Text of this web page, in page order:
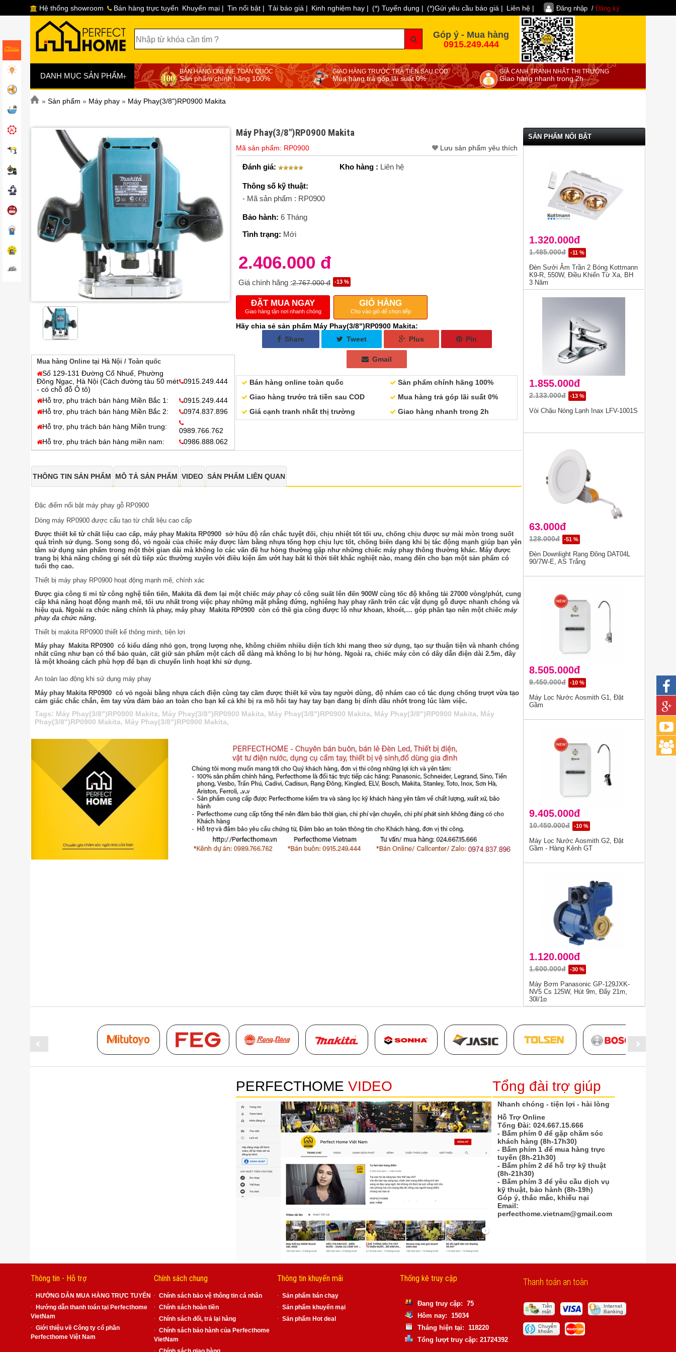
Hệ thống showroom Bán hàng trực tuyến Khuyến mại | Tin nổi bật | Tải báo giá | Kinh nghiệm hay | (*) Tuyển dụng | (*)Gửi yêu cầu báo giá | Liên hệ | Đăng nhập / Đăng ký
Góp ý - Mua hàng
0915.249.444
DANH MỤC SẢN PHẨM+ BÁN HÀNG ONLINE TOÀN QUỐC
Sản phẩm chính hãng 100%
GIAO HÀNG TRƯỚC TRẢ TIỀN SAU COD
Mua hàng trả góp lãi suất 0%
GIÁ CẠNH TRANH NHẤT THỊ TRƯỜNG
Giao hàng nhanh trong 2h
» Sản phẩm » Máy phay » Máy Phay(3/8")RP0900 Makita
Mua hàng Online tại Hà Nội / Toàn quốc
Số 129-131 Đường Cổ Nhuế, Phường
Đông Ngạc, Hà Nội (Cách đường tàu 50 mét
- có chỗ đỗ Ô tô)
0915.249.444
Hỗ trợ, phụ trách bán hàng Miền Bắc 1:
0915.249.444
Hỗ trợ, phụ trách bán hàng Miền Bắc 2:
0974.837.896
Hỗ trợ, phụ trách bán hàng Miền trung:
0989.766.762
Hỗ trợ, phụ trách bán hàng miền nam:
0986.888.062
Máy Phay(3/8")RP0900 Makita
Mã sản phẩm: RP0900 Lưu sản phẩm yêu thích
Đánh giá: Kho hàng : Liên hệ
Thông số kỹ thuật:
- Mã sản phẩm : RP0900
Bảo hành: 6 Tháng
Tình trạng: Mới
2.406.000 đ
Giá chính hãng :2.767.000 đ -13 %
ĐẶT MUA NGAY
Giao hàng tận nơi nhanh chóng
GIỎ HÀNG
Cho vào giỏ để chọn tiếp
Hãy chia sẻ sản phẩm Máy Phay(3/8")RP0900 Makita:
Share
Tweet Plus Pin
Gmail
Bán hàng online toàn quốc
Sản phẩm chính hãng 100%
Giao hàng trước trả tiền sau COD
Mua hàng trả góp lãi suất 0%
Giá cạnh tranh nhất thị trường
Giao hàng nhanh trong 2h
THÔNG TIN SẢN PHẨM MÔ TẢ SẢN PHẨM VIDEO SẢN PHẨM LIÊN QUAN
Đặc điểm nổi bật máy phay gỗ RP0900
Dòng máy RP0900 được cấu tạo từ chất liệu cao cấp
Được thiết kế từ chất liệu cao cấp, máy phay Makita RP0900 sở hữu độ rắn chắc tuyệt đối, chịu nhiệt tốt tối ưu, chống chịu được sự mài mòn trong suốt
quá trình sử dụng. Song song đó, vỏ ngoài của chiếc máy được làm bằng nhựa tổng hợp chịu lực tốt, chống biến dạng khi bị tác động mạnh giúp bạn yên
tâm sử dụng sản phẩm trong một thời gian dài mà không lo các vấn đề hư hỏng thường gặp như những chiếc máy phay thông thường khác. Máy được
trang bị khả năng chống gỉ sét dù tiếp xúc thường xuyên với điều kiện ẩm ướt hay bất kì thời tiết khắc nghiệt nào, mang đến cho bạn một sản phẩm có
tuổi thọ cao.
Thiết bị máy phay RP0900 hoạt động mạnh mẽ, chính xác
Được gia công tỉ mỉ từ công nghệ tiên tiến, Makita đã đem lại một chiếc máy phaycó công suất lên đến 900W cùng tốc độ không tải 27000 vòng/phút, cung
cấp khả năng hoạt động mạnh mẽ, tối ưu nhất trong việc phay những mặt phẳng đứng, nghiêng hay phay rãnh trên các vật dụng gỗ được nhanh chóng và
hiệu quả. Ngoài ra chức năng chính là phay, máy phay Makita RP0900 còn có thề gia công được lỗ như khoan, khoét,… góp phần tạo nên một chiếc máy
phay đa chức năng.
Thiết bị makita RP0900 thiết kế thông minh, tiện lợi
Máy phay Makita RP0900 có kiểu dáng nhỏ gọn, trọng lượng nhẹ, không chiếm nhiều diện tích khi mang theo sử dụng, tạo sự thuận tiện và nhanh chóng
nhất cũng như bạn có thể bảo quản, cất giữ sản phẩm một cách dễ dàng mà không lo bị hư hỏng. Ngoài ra, chiếc máy còn có dây dẫn điện dài 2.5m, đây
là một khoảng cách phù hợp để bạn di chuyển linh hoạt khi sử dụng.
An toàn lao động khi sử dụng máy phay
Máy phay Makita RP0900 có vỏ ngoài bằng nhựa cách điện cùng tay cầm được thiết kế vừa tay người dùng, độ nhám cao có tác dụng chống trượt vừa tạo
cảm giác chắc chắn, êm tay vừa đảm bảo an toàn cho bạn kể cả khi bị ra mồ hôi tay hay tay bạn đang bị dính dầu nhớt trong lúc làm việc.
Tags: Máy Phay(3/8")RP0900 Makita, Máy Phay(3/8")RP0900 Makita, Máy Phay(3/8")RP0900 Makita, Máy Phay(3/8")RP0900 Makita, Máy
Phay(3/8")RP0900 Makita, Máy Phay(3/8")RP0900 Makita,
SẢN PHẨM NỔI BẬT
1.320.000đ
1.485.000đ -11 %
Đèn Sưởi Âm Trần 2 Bóng Kottmann
K9-R, 550W, Điều Khiển Từ Xa, BH
3 Năm
1.855.000đ
2.133.000đ -13 %
Vòi Chậu Nóng Lạnh Inax LFV-1001S
63.000đ
128.000đ -51 %
Đèn Downlight Rạng Đông DAT04L
90/7W-E, AS Trắng
8.505.000đ
9.450.000đ -10 %
Máy Lọc Nước Aosmith G1, Đặt
Gầm
9.405.000đ
10.450.000đ -10 %
Máy Lọc Nước Aosmith G2, Đặt
Gầm - Hàng Kênh GT
1.120.000đ
1.600.000đ -30 %
Máy Bơm Panasonic GP-129JXK-
NV5 Cs 125W, Hút 9m, Đẩy 21m,
30l/1p
PERFECTHOME VIDEO Tổng đài trợ giúp
Nhanh chóng - tiện lợi - hài lòng
Hỗ Trợ Online
Tổng Đài: 024.667.15.666
- Bấm phím 0 để gặp chăm sóc
khách hàng (8h-17h30)
- Bấm phím 1 để mua hàng trực
tuyến (8h-21h30)
- Bấm phím 2 để hỗ trợ kỹ thuật
(8h-21h30)
- Bấm phím 3 để yêu cầu dịch vụ
kỹ thuật, bảo hành (8h-19h)
Góp ý, thắc mắc, khiếu nại
Email:
perfecthome.vietnam@gmail.com
Thông tin - Hỗ trợ
HƯỚNG DẪN MUA HÀNG TRỰC TUYẾN
Hướng dẫn thanh toán tại Perfecthome
VietNam
Giới thiệu về Công ty cổ phần
Perfecthome Việt Nam
Chính sách chung
Chính sách bảo vệ thông tin cá nhân
Chính sách hoàn tiền
Chính sách đổi, trả lại hàng
Chính sách bảo hành của Perfecthome
VietNam
Thông tin khuyến mãi
Sản phẩm bán chạy
Sản phẩm khuyến mại
Sản phẩm Hot deal
Thống kê truy cập
Đang truy cập: 75
Hôm nay: 15034
Tháng hiện tại: 118220
Tổng lượt truy cập: 21724392
Thanh toán an toàn